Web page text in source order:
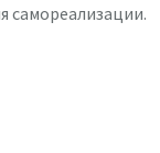
самореализации.